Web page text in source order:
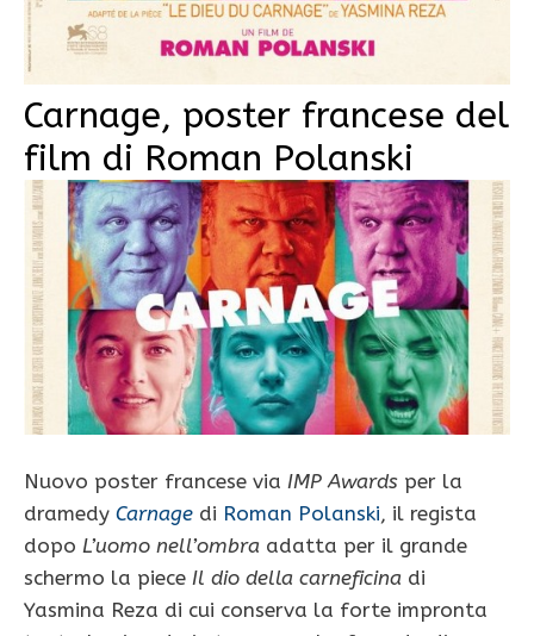
Carnage, poster francese del
film di Roman Polanski
Nuovo poster francese via IMP Awards per la
dramedy Carnage di Roman Polanski, il regista
dopo L’uomo nell’ombra adatta per il grande
schermo la piece Il dio della carneficina di
Yasmina Reza di cui conserva la forte impronta